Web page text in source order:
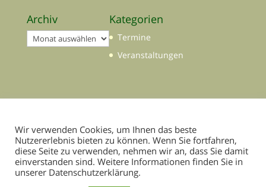
Archiv
Archiv
Kategorien
Termine
Veranstaltungen
Wir verwenden Cookies, um Ihnen das beste
Nutzererlebnis bieten zu können. Wenn Sie fortfahren,
diese Seite zu verwenden, nehmen wir an, dass Sie damit
einverstanden sind. Weitere Informationen finden Sie in
unserer Datenschutzerklärung.